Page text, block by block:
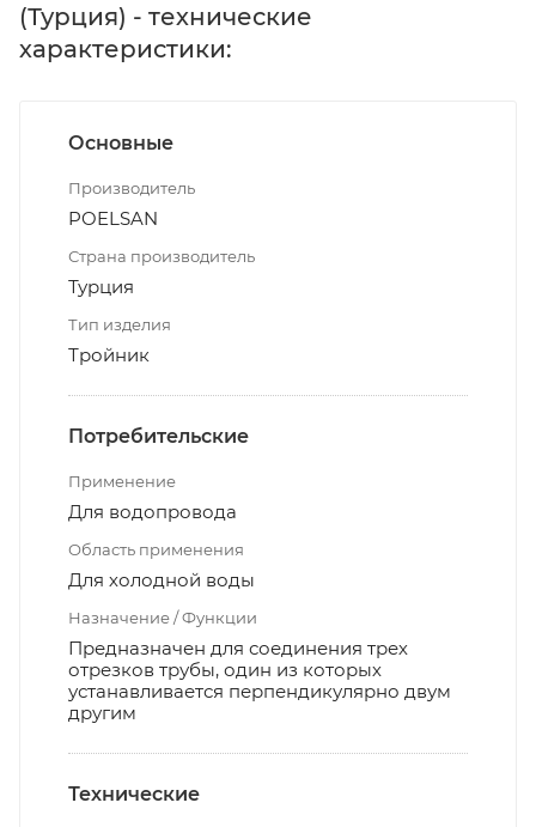
(Турция) - технические
характеристики:
Основные
Производитель
POELSAN
Страна производитель
Турция
Тип изделия
Тройник
Потребительские
Применение
Для водопровода
Область применения
Для холодной воды
Назначение / Функции
Предназначен для соединения трех
отрезков трубы, один из которых
устанавливается перпендикулярно двум
другим
Технические